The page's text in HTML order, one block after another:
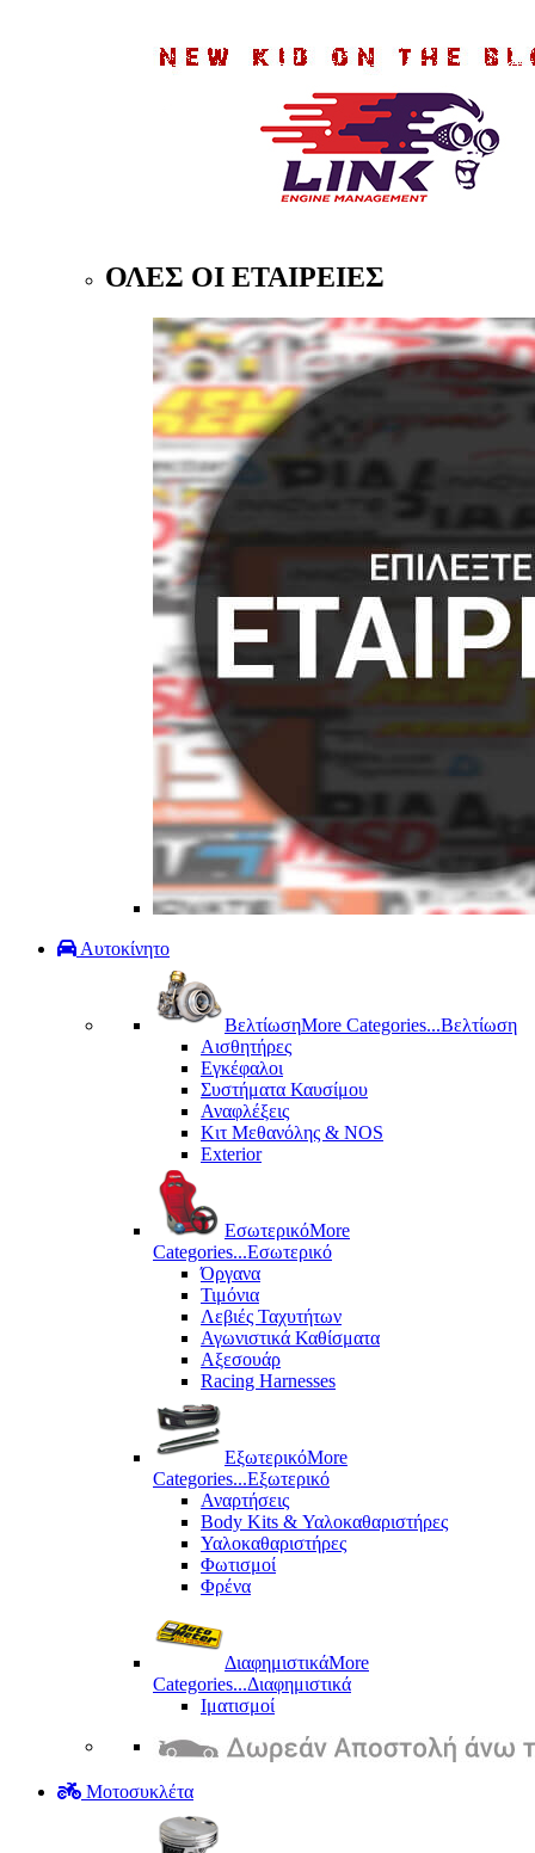
ΟΛΕΣ ΟΙ ΕΤΑΙΡΕΙΕΣ
Αυτοκίνητο
ΒελτίωσηMore Categories...Βελτίωση
Αισθητήρες
Εγκέφαλοι
Συστήματα Καυσίμου
Αναφλέξεις
Κιτ Μεθανόλης & ΝΟS
Exterior
ΕσωτερικόMore
Categories...Εσωτερικό
Όργανα
Τιμόνια
Λεβιές Ταχυτήτων
Αγωνιστικά Καθίσματα
Αξεσουάρ
Racing Harnesses
ΕξωτερικόMore
Categories...Εξωτερικό
Αναρτήσεις
Body Kits & Υαλοκαθαριστήρες
Υαλοκαθαριστήρες
Φωτισμοί
Φρένα
ΔιαφημιστικάMore
Categories...Διαφημιστικά
Ιματισμοί
Μοτοσυκλέτα